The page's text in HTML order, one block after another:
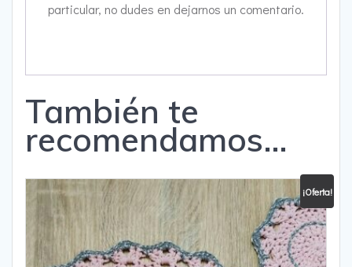
particular, no dudes en dejarnos un comentario.
También te
recomendamos…
¡Oferta!